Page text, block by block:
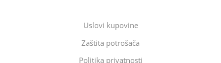
Uslovi kupovine
Zaštita potrošača
Politika privatnosti